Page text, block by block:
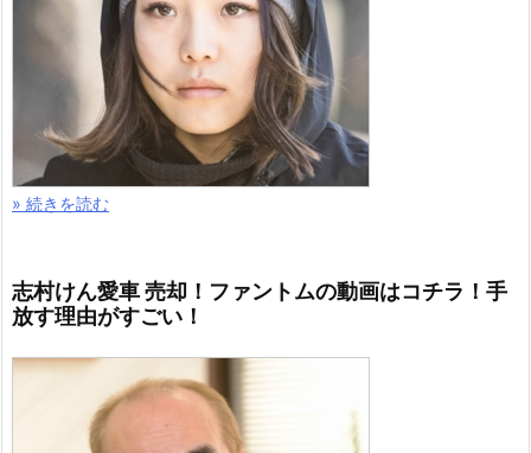
» 続きを読む
志村けん愛車 売却！ファントムの動画はコチラ！手
放す理由がすごい！